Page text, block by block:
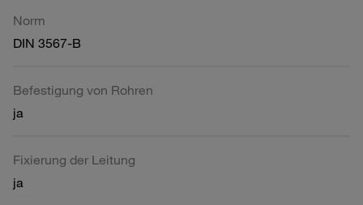
Norm
DIN 3567-B
Befestigung von Rohren
ja
Fixierung der Leitung
ja